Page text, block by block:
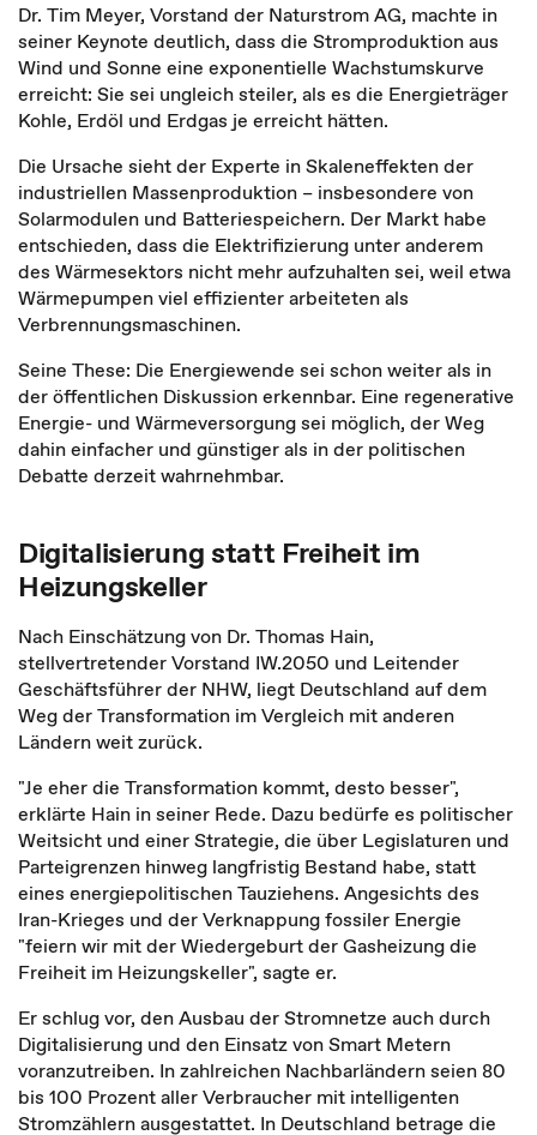
Dr. Tim Meyer, Vorstand der Naturstrom AG, machte in
seiner Keynote deutlich, dass die Stromproduktion aus
Wind und Sonne eine exponentielle Wachstumskurve
erreicht: Sie sei ungleich steiler, als es die Energieträger
Kohle, Erdöl und Erdgas je erreicht hätten.
Die Ursache sieht der Experte in Skaleneffekten der
industriellen Massenproduktion – insbesondere von
Solarmodulen und Batteriespeichern. Der Markt habe
entschieden, dass die Elektrifizierung unter anderem
des Wärmesektors nicht mehr aufzuhalten sei, weil etwa
Wärmepumpen viel effizienter arbeiteten als
Verbrennungsmaschinen.
Seine These: Die Energiewende sei schon weiter als in
der öffentlichen Diskussion erkennbar. Eine regenerative
Energie- und Wärmeversorgung sei möglich, der Weg
dahin einfacher und günstiger als in der politischen
Debatte derzeit wahrnehmbar.
Digitalisierung statt Freiheit im
Heizungskeller
Nach Einschätzung von Dr. Thomas Hain,
stellvertretender Vorstand IW.2050 und Leitender
Geschäftsführer der NHW, liegt Deutschland auf dem
Weg der Transformation im Vergleich mit anderen
Ländern weit zurück.
"Je eher die Transformation kommt, desto besser",
erklärte Hain in seiner Rede. Dazu bedürfe es politischer
Weitsicht und einer Strategie, die über Legislaturen und
Parteigrenzen hinweg langfristig Bestand habe, statt
eines energiepolitischen Tauziehens. Angesichts des
Iran-Krieges und der Verknappung fossiler Energie
"feiern wir mit der Wiedergeburt der Gasheizung die
Freiheit im Heizungskeller", sagte er.
Er schlug vor, den Ausbau der Stromnetze auch durch
Digitalisierung und den Einsatz von Smart Metern
voranzutreiben. In zahlreichen Nachbarländern seien 80
bis 100 Prozent aller Verbraucher mit intelligenten
Stromzählern ausgestattet. In Deutschland betrage die